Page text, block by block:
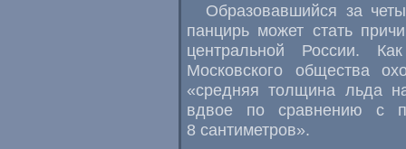
Образовавшийся за
панцирь может стать
центральной России.
Московского общества
«средняя толщина льда
вдвое по сравнению с
8 сантиметров».